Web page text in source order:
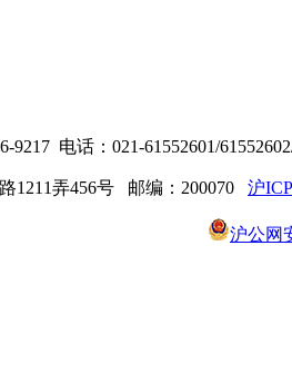
9217 电话：021-61552601/
1211弄456号 邮编：200070 沪
沪公网